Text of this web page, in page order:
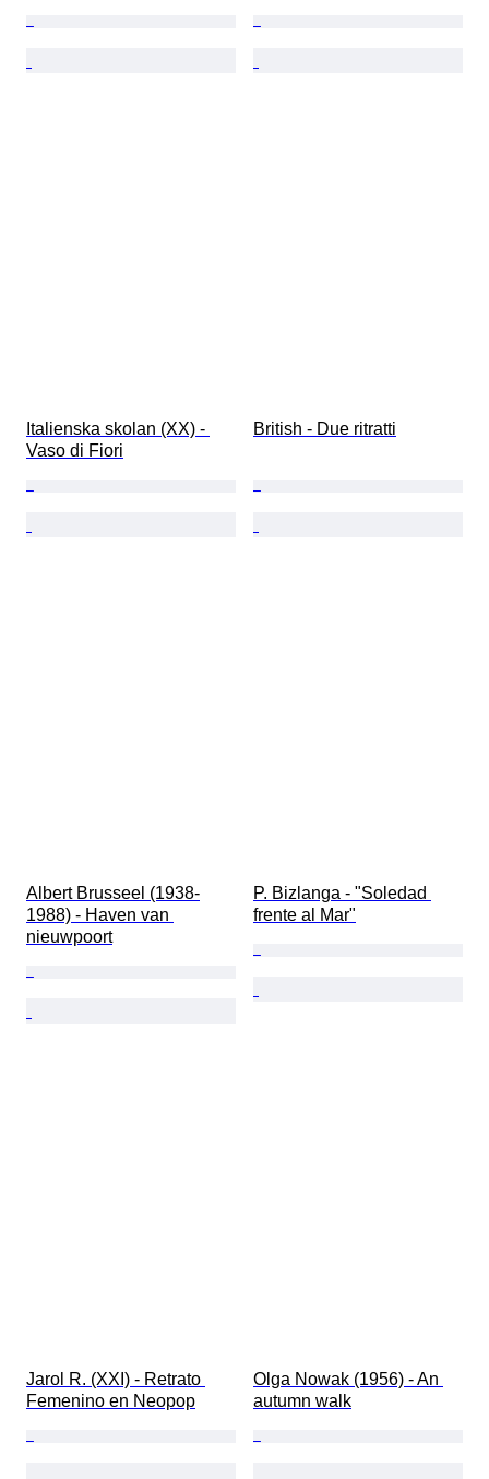
Italienska skolan (XX) -
Vaso di Fiori
British - Due ritratti
Albert Brusseel (1938-
1988) - Haven van
nieuwpoort
P. Bizlanga - ​"Soledad
frente al Mar"​
Jarol R. (XXI) - Retrato
Femenino en Neopop
Olga Nowak (1956) - An
autumn walk